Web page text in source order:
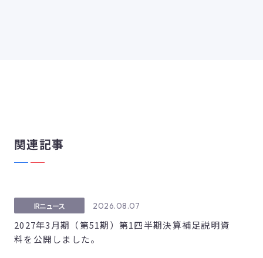
関連記事
2026.08.07
IRニュース
2027年3月期（第51期）第1四半期決算補足説明資
料を公開しました。